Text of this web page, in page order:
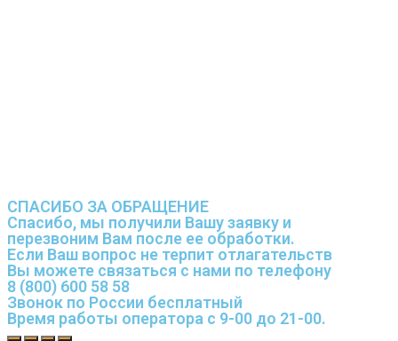
СПАСИБО ЗА ОБРАЩЕНИЕ
Спасибо, мы получили Вашу заявку и
перезвоним Вам после ее обработки.
Если Ваш вопрос не терпит отлагательств
Вы можете связаться с нами по телефону
8 (800) 600 58 58
Звонок по России бесплатный
Время работы оператора с 9-00 до 21-00.